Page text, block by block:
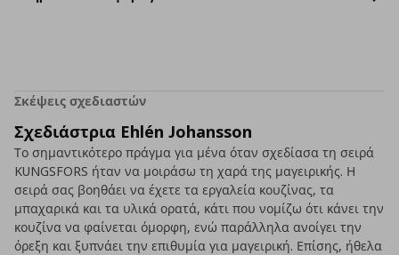
Σκέψεις σχεδιαστών
Σχεδιάστρια Ehlén Johansson
Το σημαντικότερο πράγμα για μένα όταν σχεδίασα τη σειρά
KUNGSFORS ήταν να μοιράσω τη χαρά της μαγειρικής. Η
σειρά σας βοηθάει να έχετε τα εργαλεία κουζίνας, τα
μπαχαρικά και τα υλικά ορατά, κάτι που νομίζω ότι κάνει την
κουζίνα να φαίνεται όμορφη, ενώ παράλληλα ανοίγει την
όρεξη και ξυπνάει την επιθυμία για μαγειρική. Επίσης, ήθελα